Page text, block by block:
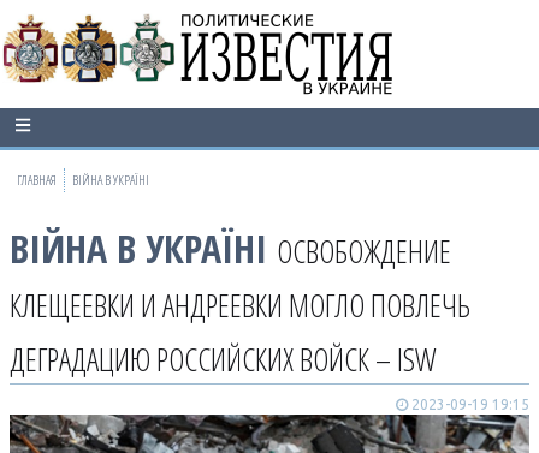
ГЛАВНАЯ ВІЙНА В УКРАЇНІ
ВІЙНА В УКРАЇНІ ОСВОБОЖДЕНИЕ
КЛЕЩЕЕВКИ И АНДРЕЕВКИ МОГЛО ПОВЛЕЧЬ
ДЕГРАДАЦИЮ РОССИЙСКИХ ВОЙСК – ISW
2023-09-19 19:15